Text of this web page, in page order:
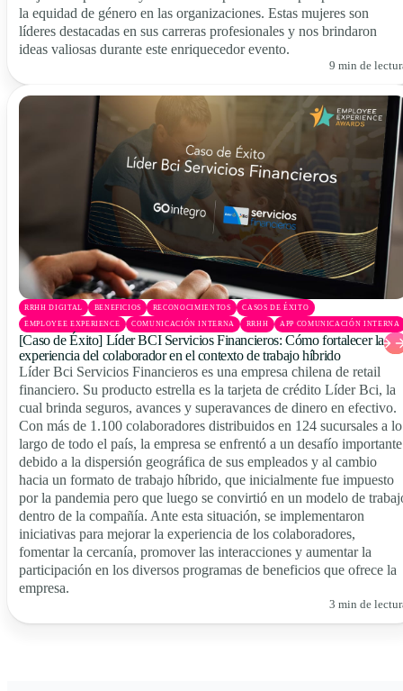
la equidad de género en las organizaciones. Estas mujeres son
líderes destacadas en sus carreras profesionales y nos brindaron
ideas valiosas durante este enriquecedor evento.
9 min de
RRHH DIGITAL BENEFICIOS RECONOCIMIENTOS CASOS DE ÉXITO
EMPLOYEE EXPERIENCE COMUNICACIÓN INTERNA RRHH APP COMUNICACIÓN INTERNA
[Caso de Éxito] Líder BCI Servicios Financieros: Cómo fortalecer la
experiencia del colaborador en el contexto de trabajo híbrido
Líder Bci Servicios Financieros es una empresa chilena de retail
financiero. Su producto estrella es la tarjeta de crédito Líder Bci, la
cual brinda seguros, avances y superavances de dinero en efectivo.
Con más de 1.100 colaboradores distribuidos en 124 sucursales a lo
largo de todo el país, la empresa se enfrentó a un desafío importante
debido a la dispersión geográfica de sus empleados y al cambio
hacia un formato de trabajo híbrido, que inicialmente fue impuesto
por la pandemia pero que luego se convirtió en un modelo de
dentro de la compañía. Ante esta situación, se implementaron
iniciativas para mejorar la experiencia de los colaboradores,
fomentar la cercanía, promover las interacciones y aumentar la
participación en los diversos programas de beneficios que ofrece la
empresa.
3 min de